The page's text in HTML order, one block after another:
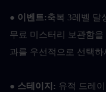
● 이벤트:축복 3레벨 달
무료 미스터리 보관함
과를 우선적으로 선택하
● 스테이지: 유적 드레